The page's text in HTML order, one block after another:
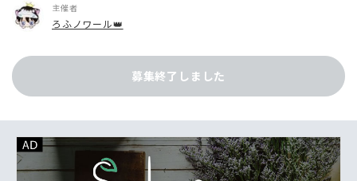
主催者
ろふノワール👑
募集終了しました